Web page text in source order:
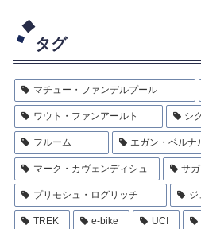
タグ
マチュー・ファンデルプール
ワウト・ファンアールト シ
フルーム エガン・ベルナ
マーク・カヴェンディシュ サ
プリモシュ・ログリッチ
TREK e-bike UCI